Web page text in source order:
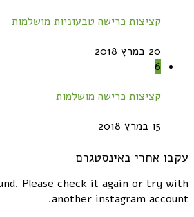
קציצות כרישה טבעוניות מושלמות
20 במרץ 2018
6
קציצות כרישה מושלמות
15 במרץ 2018
עקבו אחרי באינסטגרם
Please check it again or try with
another instagram account.